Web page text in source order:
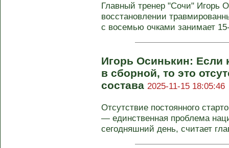
Главный тренер "Сочи" Игорь
восстановлении
с восемью очками занимает
Игорь Осинькин: Если
в сборной, то это
состава 2025-11-15 18:05:46
Отсутствие постоянного
— единственная проблема
сегодняшний день, считает